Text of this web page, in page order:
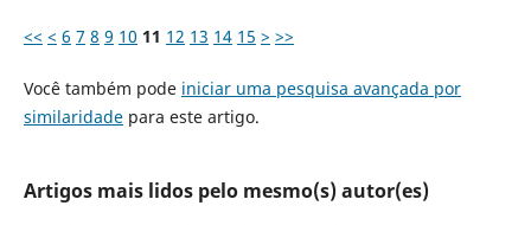
<< < 6 7 8 9 10 11 12 13 14 15 > >>
Você também pode iniciar uma pesquisa avançada por
similaridadepara este artigo.
Artigos mais lidos pelo mesmo(s) autor(es)